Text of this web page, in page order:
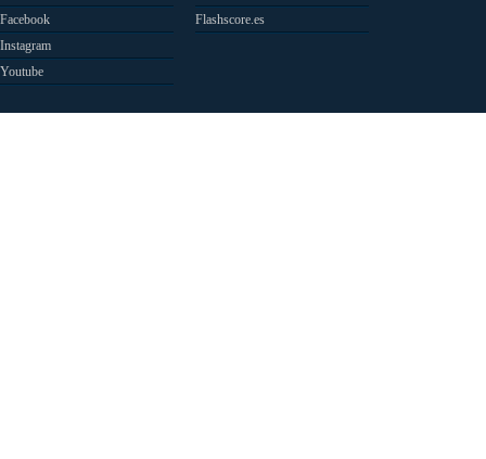
Facebook
Instagram
Youtube
Flashscore.es